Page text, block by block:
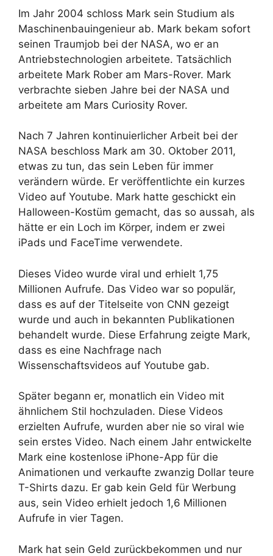
Im Jahr 2004 schloss Mark sein Studium als
Maschinenbauingenieur ab. Mark bekam sofort
seinen Traumjob bei der NASA, wo er an
Antriebstechnologien arbeitete. Tatsächlich
arbeitete Mark Rober am Mars-Rover. Mark
verbrachte sieben Jahre bei der NASA und
arbeitete am Mars Curiosity Rover.
Nach 7 Jahren kontinuierlicher Arbeit bei der
NASA beschloss Mark am 30. Oktober 2011,
etwas zu tun, das sein Leben für immer
verändern würde. Er veröffentlichte ein kurzes
Video auf Youtube. Mark hatte geschickt ein
Halloween-Kostüm gemacht, das so aussah, als
hätte er ein Loch im Körper, indem er zwei
iPads und FaceTime verwendete.
Dieses Video wurde viral und erhielt 1,75
Millionen Aufrufe. Das Video war so populär,
dass es auf der Titelseite von CNN gezeigt
wurde und auch in bekannten Publikationen
behandelt wurde. Diese Erfahrung zeigte Mark,
dass es eine Nachfrage nach
Wissenschaftsvideos auf Youtube gab.
Später begann er, monatlich ein Video mit
ähnlichem Stil hochzuladen. Diese Videos
erzielten Aufrufe, wurden aber nie so viral wie
sein erstes Video. Nach einem Jahr entwickelte
Mark eine kostenlose iPhone-App für die
Animationen und verkaufte zwanzig Dollar teure
T-Shirts dazu. Er gab kein Geld für Werbung
aus, sein Video erhielt jedoch 1,6 Millionen
Aufrufe in vier Tagen.
Mark hat sein Geld zurückbekommen und nur